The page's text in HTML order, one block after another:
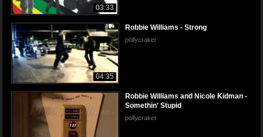
03:33
04:35
Robbie Williams - Strong
pollycraker
Robbie Williams and Nicole Kidman -
Somethin' Stupid
pollycraker